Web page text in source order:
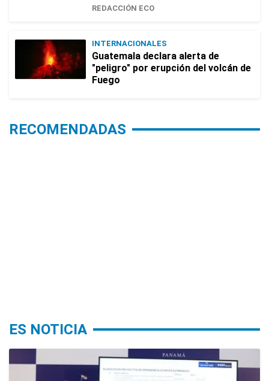
REDACCIÓN ECO
INTERNACIONALES
Guatemala declara alerta de
"peligro" por erupción del volcán de
Fuego
RECOMENDADAS
ES NOTICIA